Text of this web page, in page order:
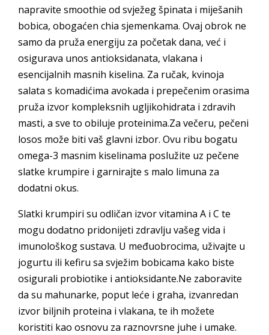
napravite smoothie od svježeg špinata i miješanih
bobica, obogaćen chia sjemenkama. Ovaj obrok ne
samo da pruža energiju za početak dana, već i
osigurava unos antioksidanata, vlakana i
esencijalnih masnih kiselina. Za ručak, kvinoja
salata s komadićima avokada i prepečenim orasima
pruža izvor kompleksnih ugljikohidrata i zdravih
masti, a sve to obiluje proteinima.Za večeru, pečeni
losos može biti vaš glavni izbor. Ovu ribu bogatu
omega-3 masnim kiselinama poslužite uz pečene
slatke krumpire i garnirajte s malo limuna za
dodatni okus.
Slatki krumpiri su odličan izvor vitamina A i C te
mogu dodatno pridonijeti zdravlju vašeg vida i
imunološkog sustava. U međuobrocima, uživajte u
jogurtu ili kefiru sa svježim bobicama kako biste
osigurali probiotike i antioksidante.Ne zaboravite
da su mahunarke, poput leće i graha, izvanredan
izvor biljnih proteina i vlakana, te ih možete
koristiti kao osnovu za raznovrsne juhe i umake.